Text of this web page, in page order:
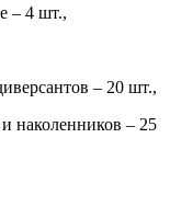
– 4 шт.,
– 20 шт.,
наколенников – 25